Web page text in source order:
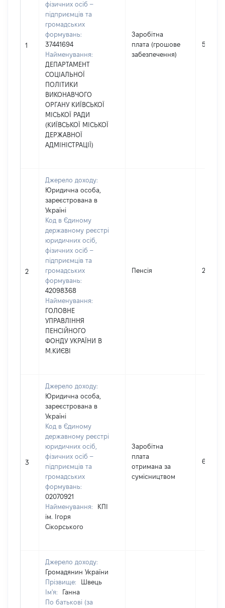
1
фізичних осіб –
підприємців та
громадських
формувань:
37441694
Найменування:
ДЕПАРТАМЕНТ
СОЦІАЛЬНОЇ
ПОЛІТИКИ
ВИКОНАВЧОГО
ОРГАНУ КИЇВСЬКОЇ
МІСЬКОЇ РАДИ
(КИЇВСЬКОЇ МІСЬКОЇ
ДЕРЖАВНОЇ
АДМІНІСТРАЦІЇ)
Заробітна
плата (грошове
забезпечення)
523195
2
Джерело доходу:
Юридична особа,
зареєстрована в
Україні
Код в Єдиному
державному реєстрі
юридичних осіб,
фізичних осіб –
підприємців та
громадських
формувань:
42098368
Найменування:
ГОЛОВНЕ
УПРАВЛІННЯ
ПЕНСІЙНОГО
ФОНДУ УКРАЇНИ В
М.КИЄВІ
Пенсія 21235
3
Джерело доходу:
Юридична особа,
зареєстрована в
Україні
Код в Єдиному
державному реєстрі
юридичних осіб,
фізичних осіб –
підприємців та
громадських
формувань:
02070921
Найменування:
КПІ
ім. Ігоря
Сікорського
Заробітна
плата
отримана за
сумісництвом
6757
Джерело доходу:
Громадянин України
Прізвище:
Швець
Ім'я:
Ганна
По батькові (за